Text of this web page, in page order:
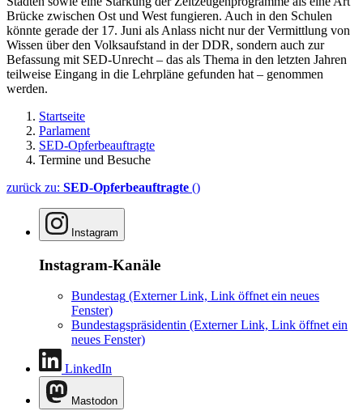
Brücke zwischen Ost und West fungieren. Auch in den Schulen
könnte gerade der 17. Juni als Anlass nicht nur der Vermittlung von
Wissen über den Volksaufstand in der DDR, sondern auch zur
Befassung mit SED-Unrecht – das als Thema in den letzten Jahren
teilweise Eingang in die Lehrpläne gefunden hat – genommen
werden.
Startseite
Parlament
SED-Opferbeauftragte
Termine und Besuche
zurück zu: SED-Opferbeauftragte ()
Instagram
Instagram-Kanäle
Bundestag (Externer Link, Link öffnet ein neues
Fenster)
Bundestagspräsidentin (Externer Link, Link öffnet ein
neues Fenster)
LinkedIn
Mastodon